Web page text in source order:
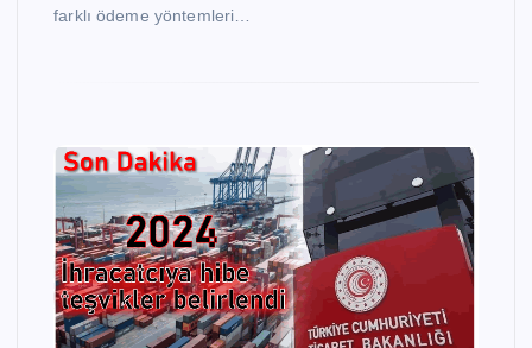
farklı ödeme yöntemleri…